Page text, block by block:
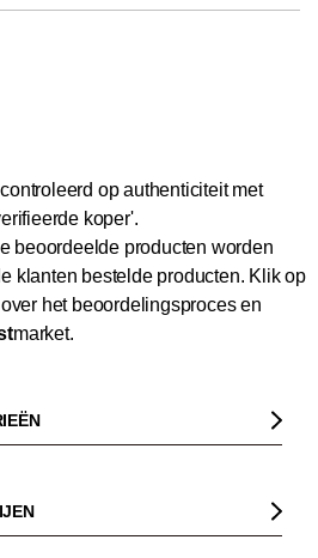
op authenticiteit met
koper'.
beoordeelde producten worden
klanten bestelde producten. Klik op
het beoordelingsproces en
market.